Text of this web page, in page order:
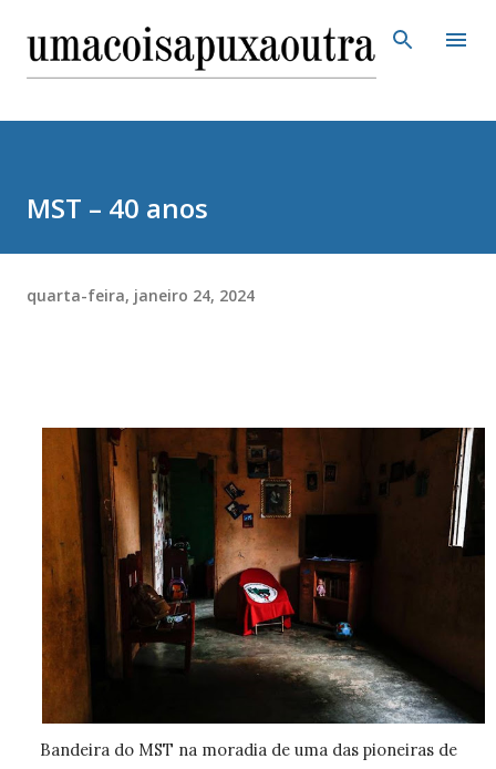
Pular para o conteúdo principal
MST – 40 anos
quarta-feira, janeiro 24, 2024
Bandeira do MST na moradia de uma das pioneiras de